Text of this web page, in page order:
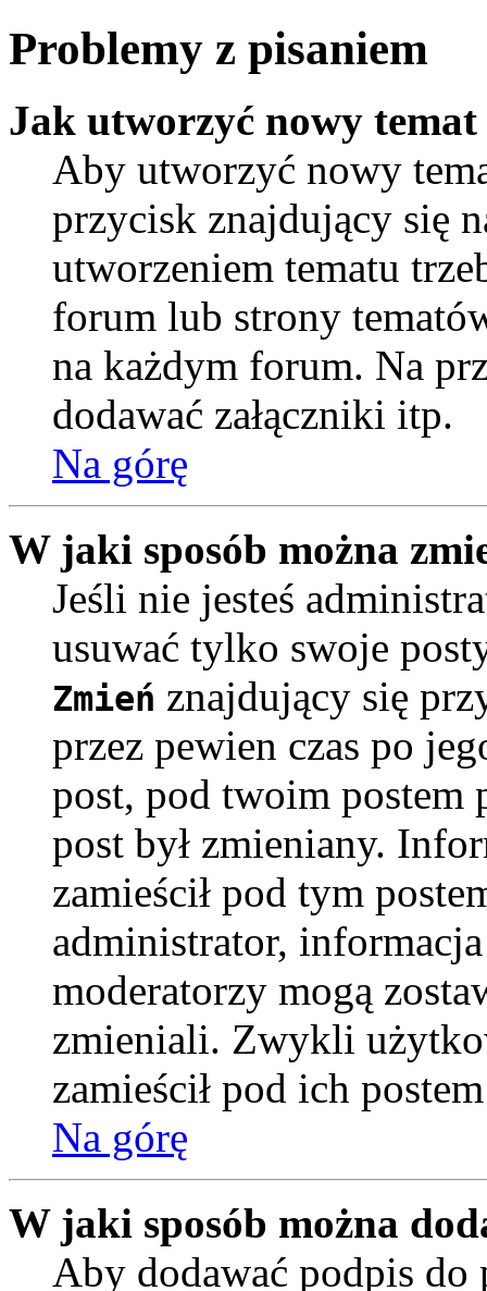
Problemy z pisaniem
Jak utworzyć nowy
Aby utworzyć nowy
przycisk znajdujący się
utworzeniem tematu
forum lub strony
na każdym forum. Na
dodawać załączniki itp.
Na górę
W jaki sposób można
Jeśli nie jesteś
usuwać tylko swoje
Zmień znajdujący się
przez pewien czas po
post, pod twoim
post był zmieniany.
zamieścił pod tym
administrator,
moderatorzy mogą
zmieniali. Zwykli
zamieścił pod ich
Na górę
W jaki sposób można
Aby dodawać podpis